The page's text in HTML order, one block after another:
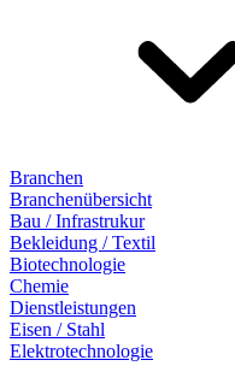
Branchen
Branchenübersicht
Bau / Infrastrukur
Bekleidung / Textil
Biotechnologie
Chemie
Dienstleistungen
Eisen / Stahl
Elektrotechnologie